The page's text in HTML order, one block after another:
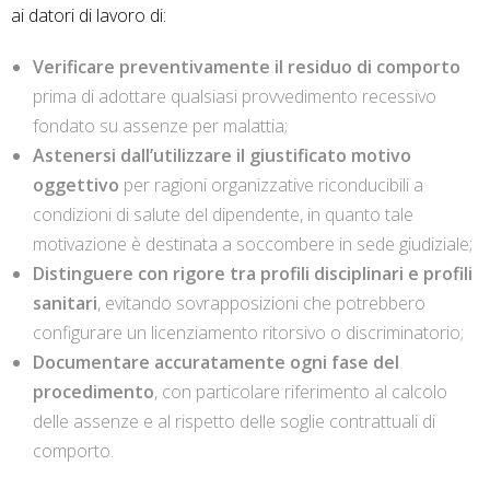
ai datori di lavoro di:
Verificare preventivamente il residuo di comporto
prima di adottare qualsiasi provvedimento recessivo
fondato su assenze per malattia;
Astenersi dall’utilizzare il giustificato motivo
oggettivo per ragioni organizzative riconducibili a
condizioni di salute del dipendente, in quanto tale
motivazione è destinata a soccombere in sede giudiziale;
Distinguere con rigore tra profili disciplinari e profili
sanitari, evitando sovrapposizioni che potrebbero
configurare un licenziamento ritorsivo o discriminatorio;
Documentare accuratamente ogni fase del
procedimento, con particolare riferimento al calcolo
delle assenze e al rispetto delle soglie contrattuali di
comporto.